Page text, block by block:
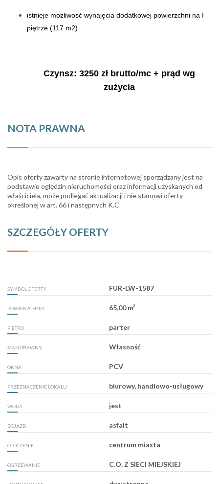
istnieje możliwość wynajęcia dodatkowej powierzchni na I
piętrze (117 m2)
Czynsz: 3250 zł brutto/mc + prąd wg
zużycia
NOTA PRAWNA
Opis oferty zawarty na stronie internetowej sporządzany jest na
podstawie oględzin nieruchomości oraz informacji uzyskanych od
właściciela, może podlegać aktualizacji i nie stanowi oferty
określonej w art. 66 i następnych K.C.
SZCZEGÓŁY OFERTY
SYMBOL OFERTY FUR-LW-1587
POWIERZCHNIA 65,00 m²
PIĘTRO parter
STAN PRAWNY Własność
OKNA PCV
PRZEZNACZENIE LOKALU biurowy, handlowo-usługowy
WODA jest
DOJAZD asfalt
OTOCZENIE centrum miasta
OGRZEWANIE C.O. Z SIECI MIEJSKIEJ